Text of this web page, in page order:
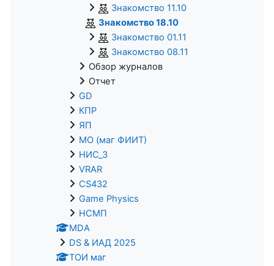
Знакомство 11.10
Знакомство 18.10
Знакомство 01.11
Знакомство 08.11
Обзор журналов
Отчет
GD
КПР
ЯП
МО (маг ФИИТ)
НИС_3
VRAR
CS432
Game Physics
НСМП
MDA
DS & ИАД 2025
ТОИ маг